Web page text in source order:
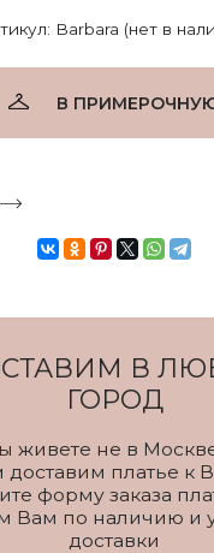
Barbara (нет в
В
В
ГОРОД
живете не в
доставим платье к
форму заказа
Вам по наличию и
доставки